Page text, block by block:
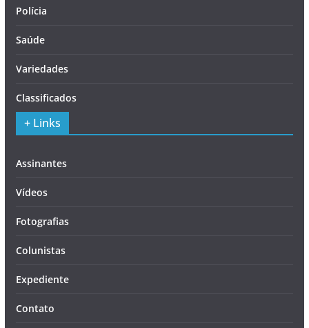
Polícia
Saúde
Variedades
Classificados
+ Links
Assinantes
Vídeos
Fotografias
Colunistas
Expediente
Contato